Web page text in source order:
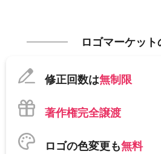
ロゴマーケッ
修正回数は無制限
著作権完全譲渡
ロゴの色変更も無料